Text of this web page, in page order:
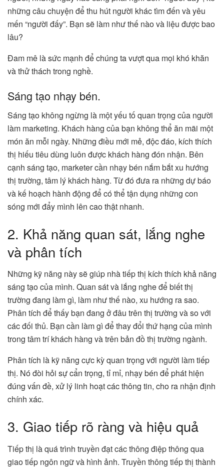
những câu chuyện để thu hút người khác tìm đến và yêu
mến “người đấy”. Bạn sẽ làm như thế nào và liệu được bao
lâu?
Đam mê là sức mạnh để chúng ta vượt qua mọi khó khăn
và thử thách trong nghề.
Sáng tạo nhạy bén.
Sáng tạo không ngừng là một yếu tố quan trọng của người
làm marketing. Khách hàng của bạn không thể ăn mãi một
món ăn mỗi ngày. Những điều mới mẻ, độc đáo, kích thích
thị hiếu tiêu dùng luôn được khách hàng đón nhận. Bên
cạnh sáng tạo, marketer cần nhạy bén nắm bắt xu hướng
thị trường, tâm lý khách hàng. Từ đó đưa ra những dự báo
và kế hoạch hành động để có thể tận dụng những con
sóng mới đẩy mình lên cao thật nhanh.
2. Khả năng quan sát, lắng nghe
và phân tích
Những kỹ năng này sẽ giúp nhà tiếp thị kích thích khả năng
sáng tạo của mình. Quan sát và lắng nghe để biết thị
trường đang làm gì, làm như thế nào, xu hướng ra sao.
Phân tích để thấy bạn đang ở đâu trên thị trường và so với
các đối thủ. Bạn cần làm gì để thay đổi thứ hạng của mình
trong tâm trí khách hàng và trên bản đồ thị trường ngành.
Phân tích là kỹ năng cực kỳ quan trọng với người làm tiếp
thị. Nó đòi hỏi sự cẩn trọng, tỉ mỉ, nhạy bén để phát hiện
đúng vấn đề, xử lý linh hoạt các thông tin, cho ra nhận định
chính xác.
3. Giao tiếp rõ ràng và hiệu quả
Tiếp thị là quá trình truyền đạt các thông điệp thông qua
giao tiếp ngôn ngữ và hình ảnh. Truyền thông tiếp thị thành